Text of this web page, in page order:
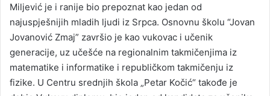
Miljević je i ranije bio prepoznat kao jedan od
najuspješnijih mladih ljudi iz Srpca. Osnovnu školu “Jovan
Jovanović Zmaj” završio je kao vukovac i učenik
generacije, uz učešće na regionalnim takmičenjima iz
matematike i informatike i republičkom takmičenju iz
fizike. U Centru srednjih škola „Petar Kočić“ takođe je